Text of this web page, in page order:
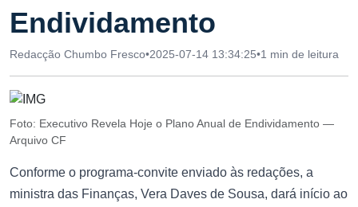
Endividamento
Redacção Chumbo Fresco•2025-07-14 13:34:25•1 min de leitura
Foto: Executivo Revela Hoje o Plano Anual de Endividamento —
Arquivo CF
Conforme o programa-convite enviado às redações, a
ministra das Finanças, Vera Daves de Sousa, dará início ao